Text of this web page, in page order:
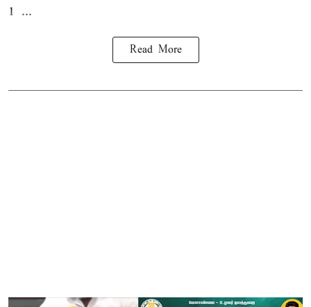
1 ...
Read More